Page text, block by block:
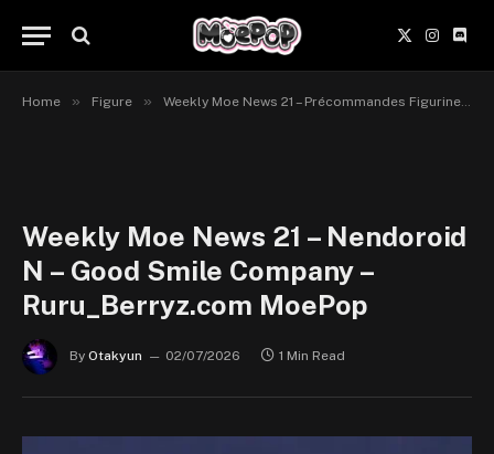
X
(Twitter)
Home » Figure » Weekly Moe News 21 – Précommandes Figurines du 29 juin au 5 juillet 2026
Weekly Moe News 21 – Nendoroid
N – Good Smile Company –
Ruru_Berryz.com MoePop
By Otakyun 02/07/2026 1 Min Read